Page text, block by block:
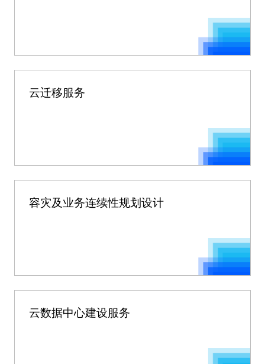
云迁移服务
容灾及业务连续性规划设计
云数据中心建设服务